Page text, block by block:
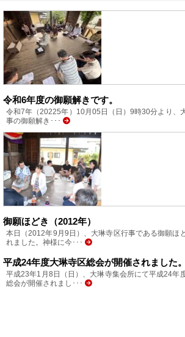
令和6年度の御願解きです。
令和7年（20225年）10月05日（日）9時30分より、
事の御願解き･･･
御願ほどき（2012年）
本日（2012年9月9日）、大琳寺区行事である御願ほ
れました。神様に今･･･
平成24年度大琳寺区総会が開催されました。
平成23年1月8日（日）、大琳寺集会所にて平成24年
総会が開催されまし･･･